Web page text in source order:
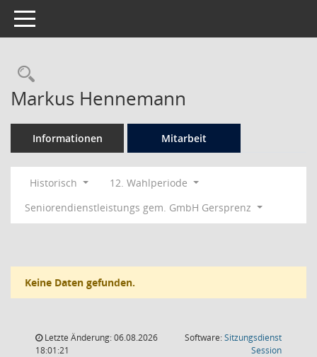
Toggle navigation
Rechercheauswahl
Markus Hennemann
Informationen Mitarbeit
Historisch
12. Wahlperiode
Seniorendienstleistungs gem. GmbH Gersprenz
Keine Daten gefunden.
Letzte Änderung: 06.08.2026
18:01:21
Software:Sitzungsdienst
Session(Wird in